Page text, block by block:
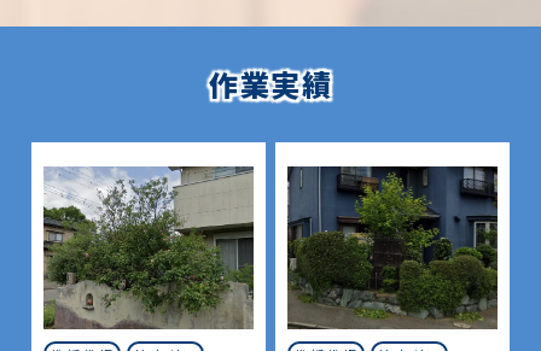
作業実績